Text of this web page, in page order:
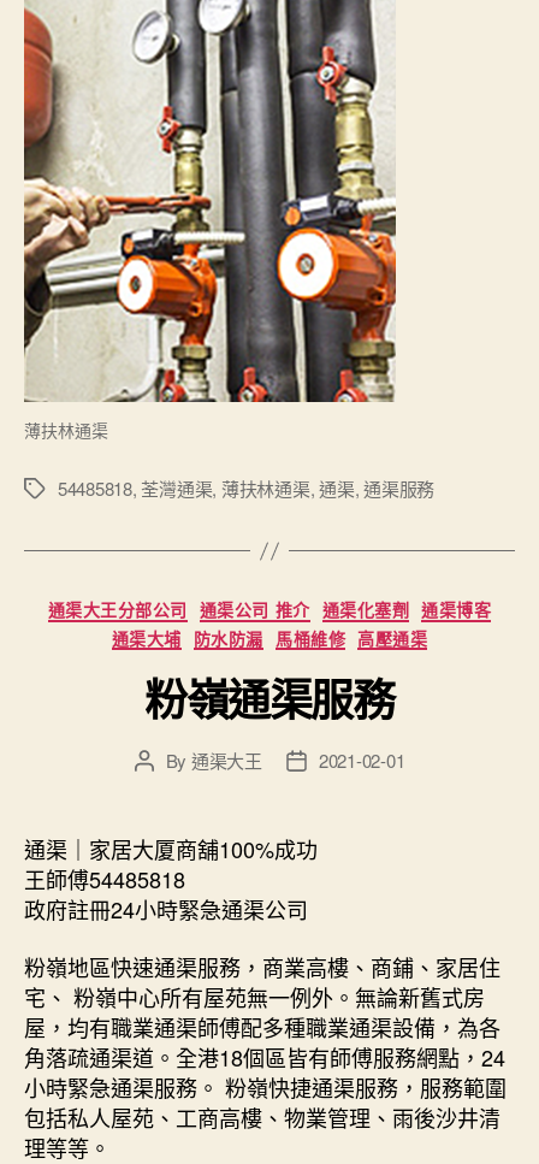
薄扶林通渠
Tags54485818, 荃灣通渠, 薄扶林通渠,通渠,通渠服務
Categories
通渠大王分部公司 通渠公司 推介 通渠化塞劑 通渠博客
通渠大埔 防水防漏 馬桶維修 高壓通渠
粉嶺通渠服務
PostBy 通渠大王
Post2021-02-01
通渠｜家居大厦商舖100%成功
王師傅54485818
政府註冊24小時緊急通渠公司
粉嶺地區快速通渠服務，商業高樓、商鋪、家居住
宅、 粉嶺中心所有屋苑無一例外。無論新舊式房
屋，均有職業通渠師傅配多種職業通渠設備，為各
角落疏通渠道。全港18個區皆有師傅服務網點，24
小時緊急通渠服務。 粉嶺快捷通渠服務，服務範圍
包括私人屋苑、工商高樓、物業管理、雨後沙井清
理等等。